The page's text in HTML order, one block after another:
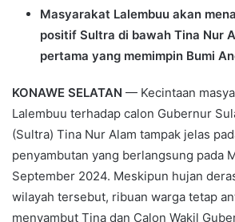
Masyarakat Lalembuu akan
positif Sultra di bawah Tina Nur
pertama yang memimpin Bumi
KONAWE SELATAN — Kecintaan
Lalembuu terhadap calon Gubernur
(Sultra) Tina Nur Alam tampak jelas
penyambutan yang berlangsung pada
September 2024. Meskipun hujan
wilayah tersebut, ribuan warga tetap
menyambut Tina dan Calon Wakil